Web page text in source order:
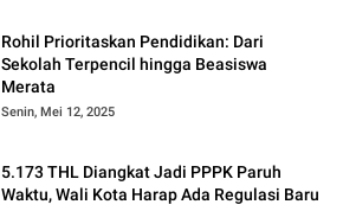
Rohil Prioritaskan Pendidikan: Dari
Sekolah Terpencil hingga Beasiswa
Merata
Senin, Mei 12, 2025
5.173 THL Diangkat Jadi PPPK Paruh
Waktu, Wali Kota Harap Ada Regulasi Baru